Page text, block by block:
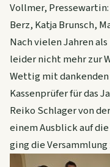
Vollmer,
Berz, Katja Brunsch,
Nach vielen Jahren
leider nicht mehr zur
Wettig mit
Kassenprüfer für das
Reiko Schlager von
einem Ausblick auf
ging die